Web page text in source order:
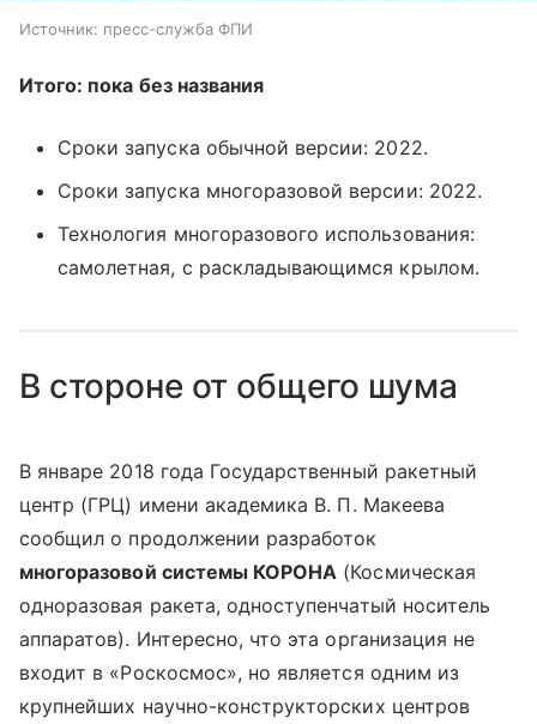
Источник: пресс-служба ФПИ
Итого: пока без названия
Сроки запуска обычной версии: 2022.
Сроки запуска многоразовой версии: 2022.
Технология многоразового использования:
самолетная, с раскладывающимся крылом.
В стороне от общего шума
В январе 2018 года Государственный ракетный
центр (ГРЦ) имени академика В. П. Макеева
сообщил о продолжении разработок
многоразовой системы КОРОНА (Космическая
одноразовая ракета, одноступенчатый носитель
аппаратов). Интересно, что эта организация не
входит в «Роскосмос», но является одним из
крупнейших научно-конструкторских центров